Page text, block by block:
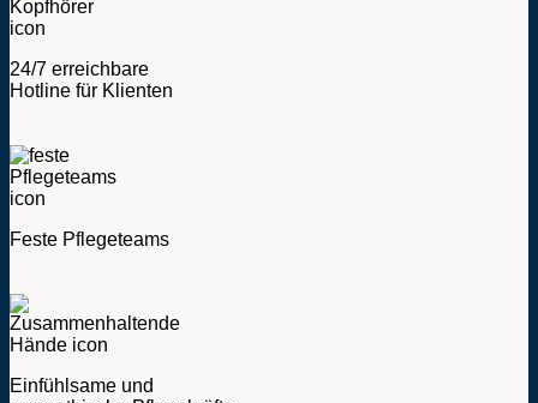
24/7 erreichbare
Hotline für Klienten
Feste Pflegeteams
Einfühlsame und